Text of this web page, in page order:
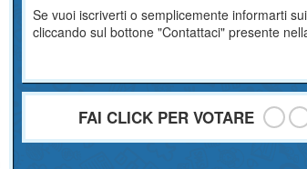
Se vuoi iscriverti o semplicemente informarti
cliccando sul bottone "Contattaci" presente
FAI CLICK PER VOTARE